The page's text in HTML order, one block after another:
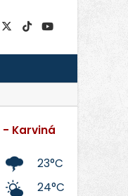
- Karviná
23°C
24°C